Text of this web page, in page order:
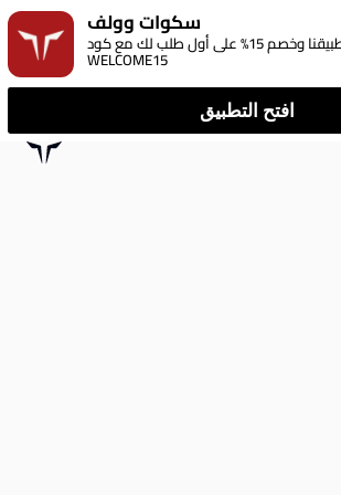
سكوات وولف
نزل تطبيقنا وخصم 15% على أول طلب لك مع كود:
WELCOME15
افتح التطبيق